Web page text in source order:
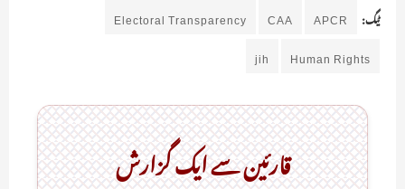
ٹیگ: APCR
CAA
Electoral Transparency
Human Rights
jih
قارئین سے ایک گزارش